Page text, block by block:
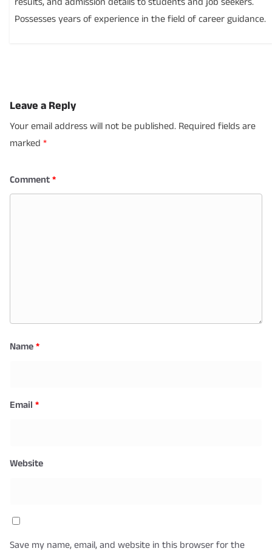
Possesses years of experience in the field of career guidance.
Leave a Reply
Your email address will not be published. Required fields are
marked *
Comment*
Name*
Email *
Website
Save my name, email, and website in this browser for the